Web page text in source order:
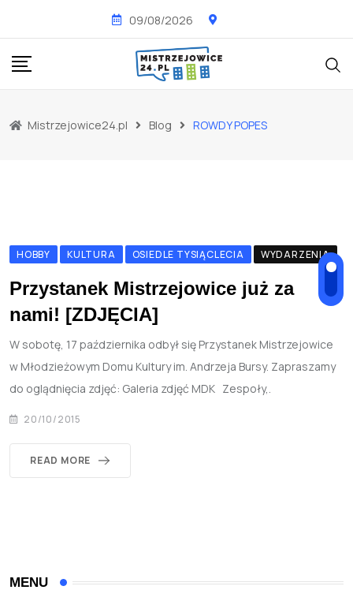
content
09/08/2026
Mistrzejowice24.pl Blog ROWDY POPES
HOBBY KULTURA OSIEDLE TYSIĄCLECIA WYDARZENIA
Przystanek Mistrzejowice już za
nami! [ZDJĘCIA]
W sobotę, 17 października odbył się Przystanek Mistrzejowice
w Młodzieżowym Domu Kultury im. Andrzeja Bursy. Zapraszamy
do oglądnięcia zdjęć: Galeria zdjęć MDK Zespoły,.
20/10/2015
READ MORE
MENU